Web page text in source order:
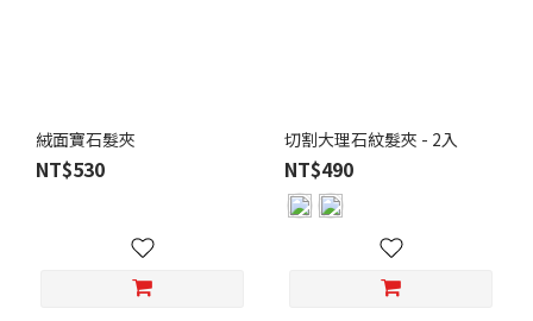
絨面寶石髮夾
NT$530
切割大理石紋髮夾 - 2入
NT$490